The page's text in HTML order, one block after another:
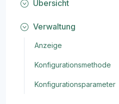
Übersicht
Verwaltung
Anzeige
Konfigurationsmethode
Konfigurationsparameter